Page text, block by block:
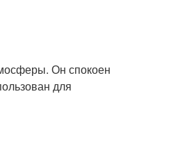
Он спокоен
для